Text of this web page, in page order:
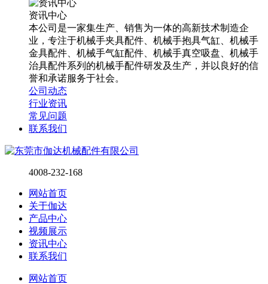
资讯中心
本公司是一家集生产、销售为一体的高新技术制造企
业，专注于机械手夹具配件、机械手抱具气缸、机械手
金具配件、机械手气缸配件、机械手真空吸盘、机械手
治具配件系列的机械手配件研发及生产，并以良好的信
誉和承诺服务于社会。
公司动态
行业资讯
常见问题
联系我们
4008-232-168
网站首页
关于伽达
产品中心
视频展示
资讯中心
联系我们
网站首页